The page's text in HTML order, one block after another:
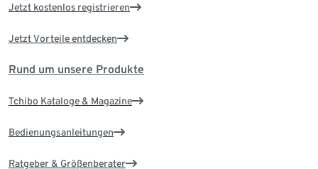
Jetzt kostenlos registrieren
Jetzt Vorteile entdecken
Rund um unsere Produkte
Tchibo Kataloge & Magazine
Bedienungsanleitungen
Ratgeber & Größenberater